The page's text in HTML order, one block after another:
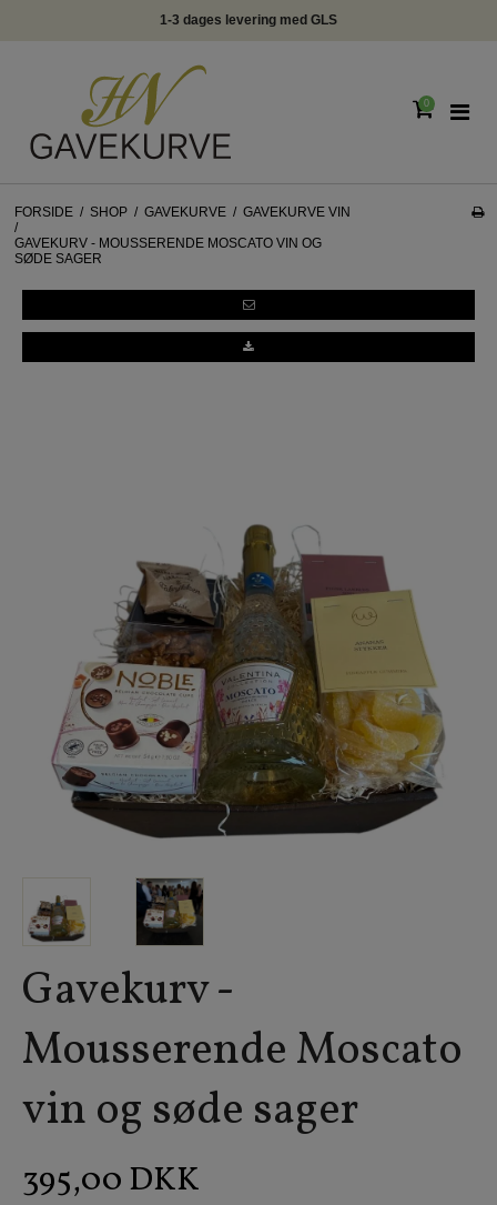
info@hngavekurve.dk - Tlf. 22293348 - Online chat
0
FORSIDE / SHOP / GAVEKURVE / GAVEKURVE VIN
/
GAVEKURV - MOUSSERENDE MOSCATO VIN OG
SØDE SAGER
Gavekurv -
Mousserende Moscato
vin og søde sager
395,00 DKK